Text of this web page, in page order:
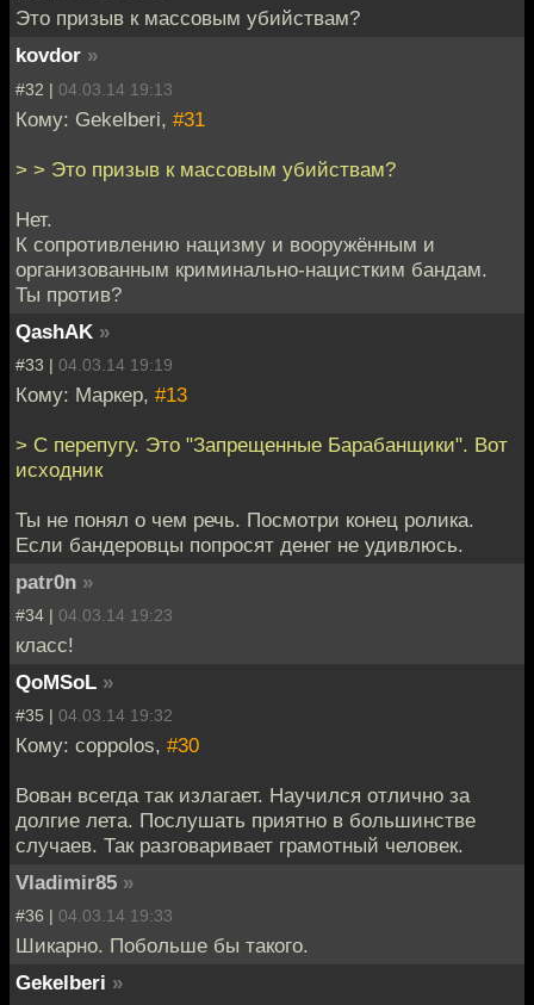
Это призыв к массовым убийствам?
kovdor »
#32 | 04.03.14 19:13
Кому: Gekelberi, #31
> > Это призыв к массовым убийствам?
Нет.
К сопротивлению нацизму и вооружённым и
организованным криминально-нацистким бандам.
Ты против?
QashAK »
#33 | 04.03.14 19:19
Кому: Маркер, #13
> С перепугу. Это "Запрещенные Барабанщики". Вот
исходник
Ты не понял о чем речь. Посмотри конец ролика.
Если бандеровцы попросят денег не удивлюсь.
patr0n »
#34 | 04.03.14 19:23
класс!
QoMSoL »
#35 | 04.03.14 19:32
Кому: coppolos, #30
Вован всегда так излагает. Научился отлично за
долгие лета. Послушать приятно в большинстве
случаев. Так разговаривает грамотный человек.
Vladimir85 »
#36 | 04.03.14 19:33
Шикарно. Побольше бы такого.
Gekelberi »